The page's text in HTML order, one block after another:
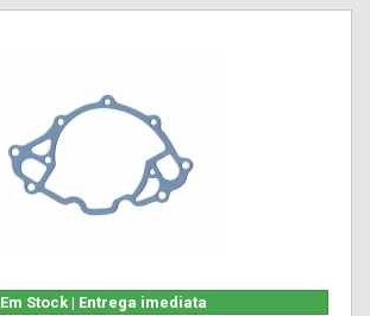
Em Stock | Entrega imediata